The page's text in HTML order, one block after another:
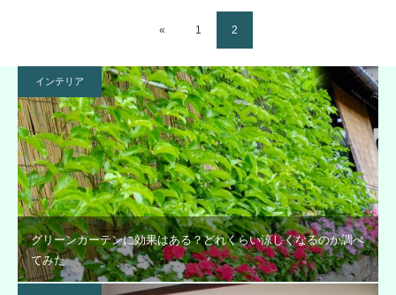
« 1 2
インテリア
グリーンカーテンに効果はある？どれくらい涼しくなるのか調べ
てみた